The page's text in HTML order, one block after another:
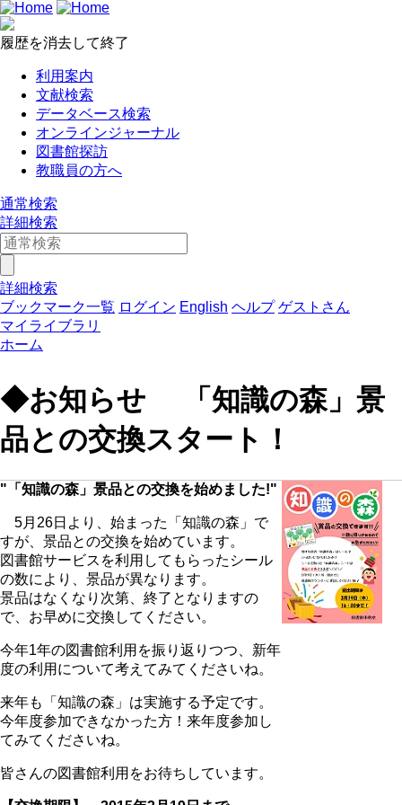
履歴を消去して終了
利用案内
文献検索
データベース検索
オンラインジャーナル
図書館探訪
教職員の方へ
通常検索
詳細検索
詳細検索
ブックマーク一覧 ログイン English ヘルプ ゲストさん
マイライブラリ
ホーム
◆お知らせ 「知識の森」景
品との交換スタート！
"「知識の森」景品との交換を始めました!"
5月26日より、始まった「知識の森」で
すが、景品との交換を始めています。
図書館サービスを利用してもらったシール
の数により、景品が異なります。
景品はなくなり次第、終了となりますの
で、お早めに交換してください。
今年1年の図書館利用を振り返りつつ、新年
度の利用について考えてみてくださいね。
来年も「知識の森」は実施する予定です。
今年度参加できなかった方！来年度参加し
てみてくださいね。
皆さんの図書館利用をお待ちしています。